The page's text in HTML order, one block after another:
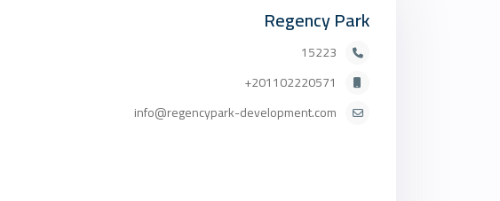
Regency Park
15223
201102220571+
info@regencypark-development.com